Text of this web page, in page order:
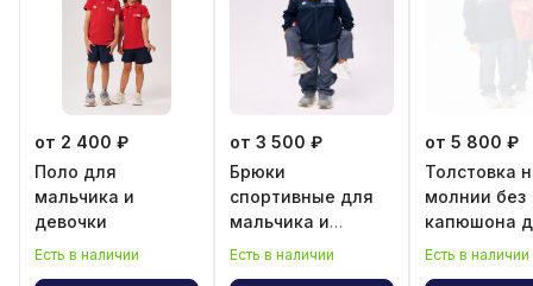
от 2 400 ₽
Поло для
мальчика и
девочки
Есть в наличии
от 3 500 ₽
Брюки
спортивные для
мальчика и
девочки
Есть в наличии
от 5 800 ₽
Толстовка
молнии без
капюшона
мальчика и
Есть в наличии